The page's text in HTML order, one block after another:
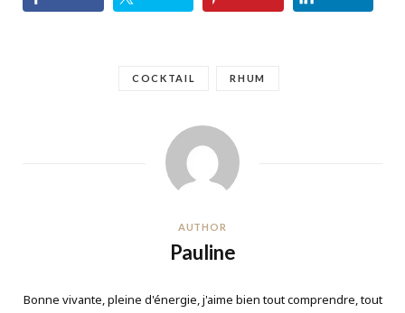
COCKTAIL RHUM
AUTHOR
Pauline
Bonne vivante, pleine d'énergie, j'aime bien tout comprendre, tout